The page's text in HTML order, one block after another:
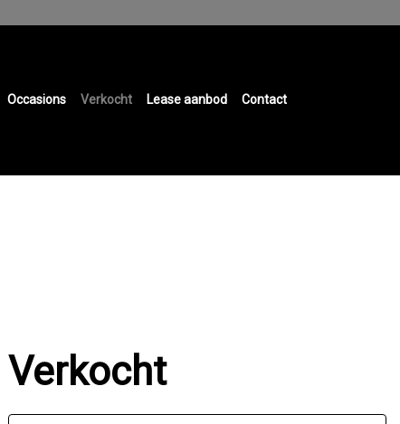
Occasions Verkocht Lease aanbod Contact
Verkocht